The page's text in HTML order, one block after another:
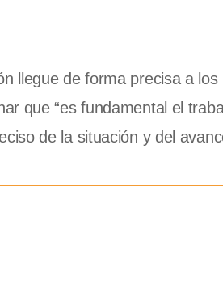
llegue de forma precisa a
que “es fundamental el
de la situación y del